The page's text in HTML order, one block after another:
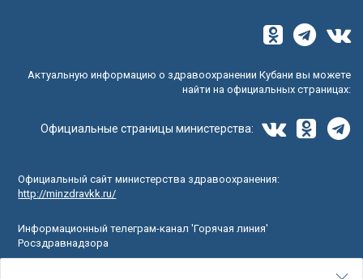
Актуальную информацию о здравоохранении Кубани вы можете
найти на официальных страницах:
Официальные страницы министерства:
Официальный сайт министерства здравоохранения:
http://minzdravkk.ru/
Информационный телеграм-канал 'Горячая линия'
Росздравнадзора